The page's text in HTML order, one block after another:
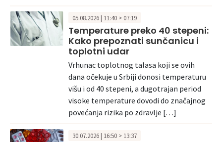
05.08.2026 | 11:40 > 07:19
Temperature preko 40 stepeni:
Kako prepoznati sunčanicu i
toplotni udar
Vrhunac toplotnog talasa koji se ovih
dana očekuje u Srbiji donosi temperaturu
višu i od 40 stepeni, a dugotrajan period
visoke temperature dovodi do značajnog
povećanja rizika po zdravlje […]
30.07.2026 | 16:50 > 13:37